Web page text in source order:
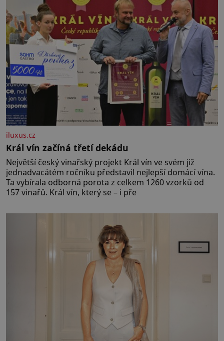
iluxus.cz
Král vín začíná třetí dekádu
Největší český vinařský projekt Král vín ve svém již
jednadvacátém ročníku představil nejlepší domácí vína.
Ta vybírala odborná porota z celkem 1260 vzorků od
157 vinařů. Král vín, který se – i pře